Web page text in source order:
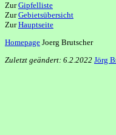
ZurGipfelliste
ZurGebietsübersicht
ZurHauptseite
Homepage Joerg Brutscher
Zuletzt geändert: 6.2.2022 Jörg